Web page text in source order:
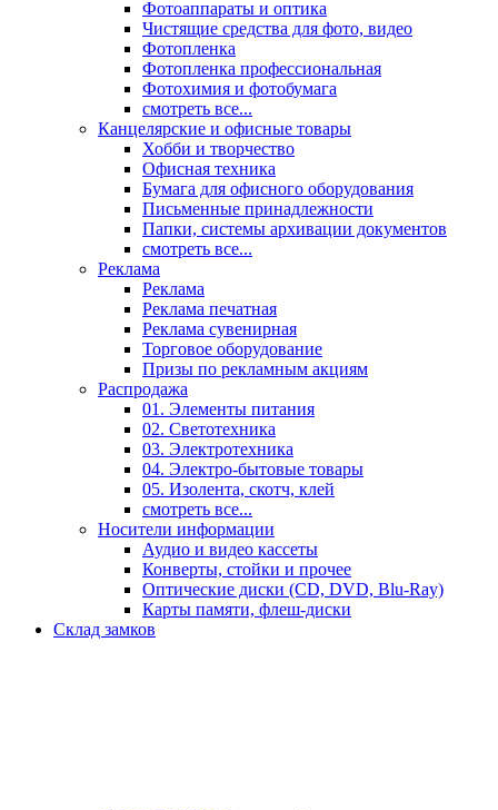
Фотоаппараты и оптика
Чистящие средства для фото, видео
Фотопленка
Фотопленка профессиональная
Фотохимия и фотобумага
смотреть все...
Канцелярские и офисные товары
Хобби и творчество
Офисная техника
Бумага для офисного оборудования
Письменные принадлежности
Папки, системы архивации документов
смотреть все...
Реклама
Реклама
Реклама печатная
Реклама сувенирная
Торговое оборудование
Призы по рекламным акциям
Распродажа
01. Элементы питания
02. Светотехника
03. Электротехника
04. Электро-бытовые товары
05. Изолента, скотч, клей
смотреть все...
Носители информации
Аудио и видео кассеты
Конверты, стойки и прочее
Оптические диски (CD, DVD, Blu-Ray)
Карты памяти, флеш-диски
Склад замков